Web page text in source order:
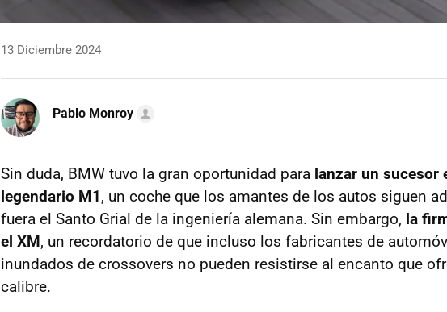
13 Diciembre 2024
Pablo Monroy
Sin duda, BMW tuvo la gran oportunidad para lanzar un sucesor
legendario M1, un coche que los amantes de los autos siguen
fuera el Santo Grial de la ingeniería alemana. Sin embargo, la
el XM, un recordatorio de que incluso los fabricantes de
inundados de crossovers no pueden resistirse al encanto que
calibre.